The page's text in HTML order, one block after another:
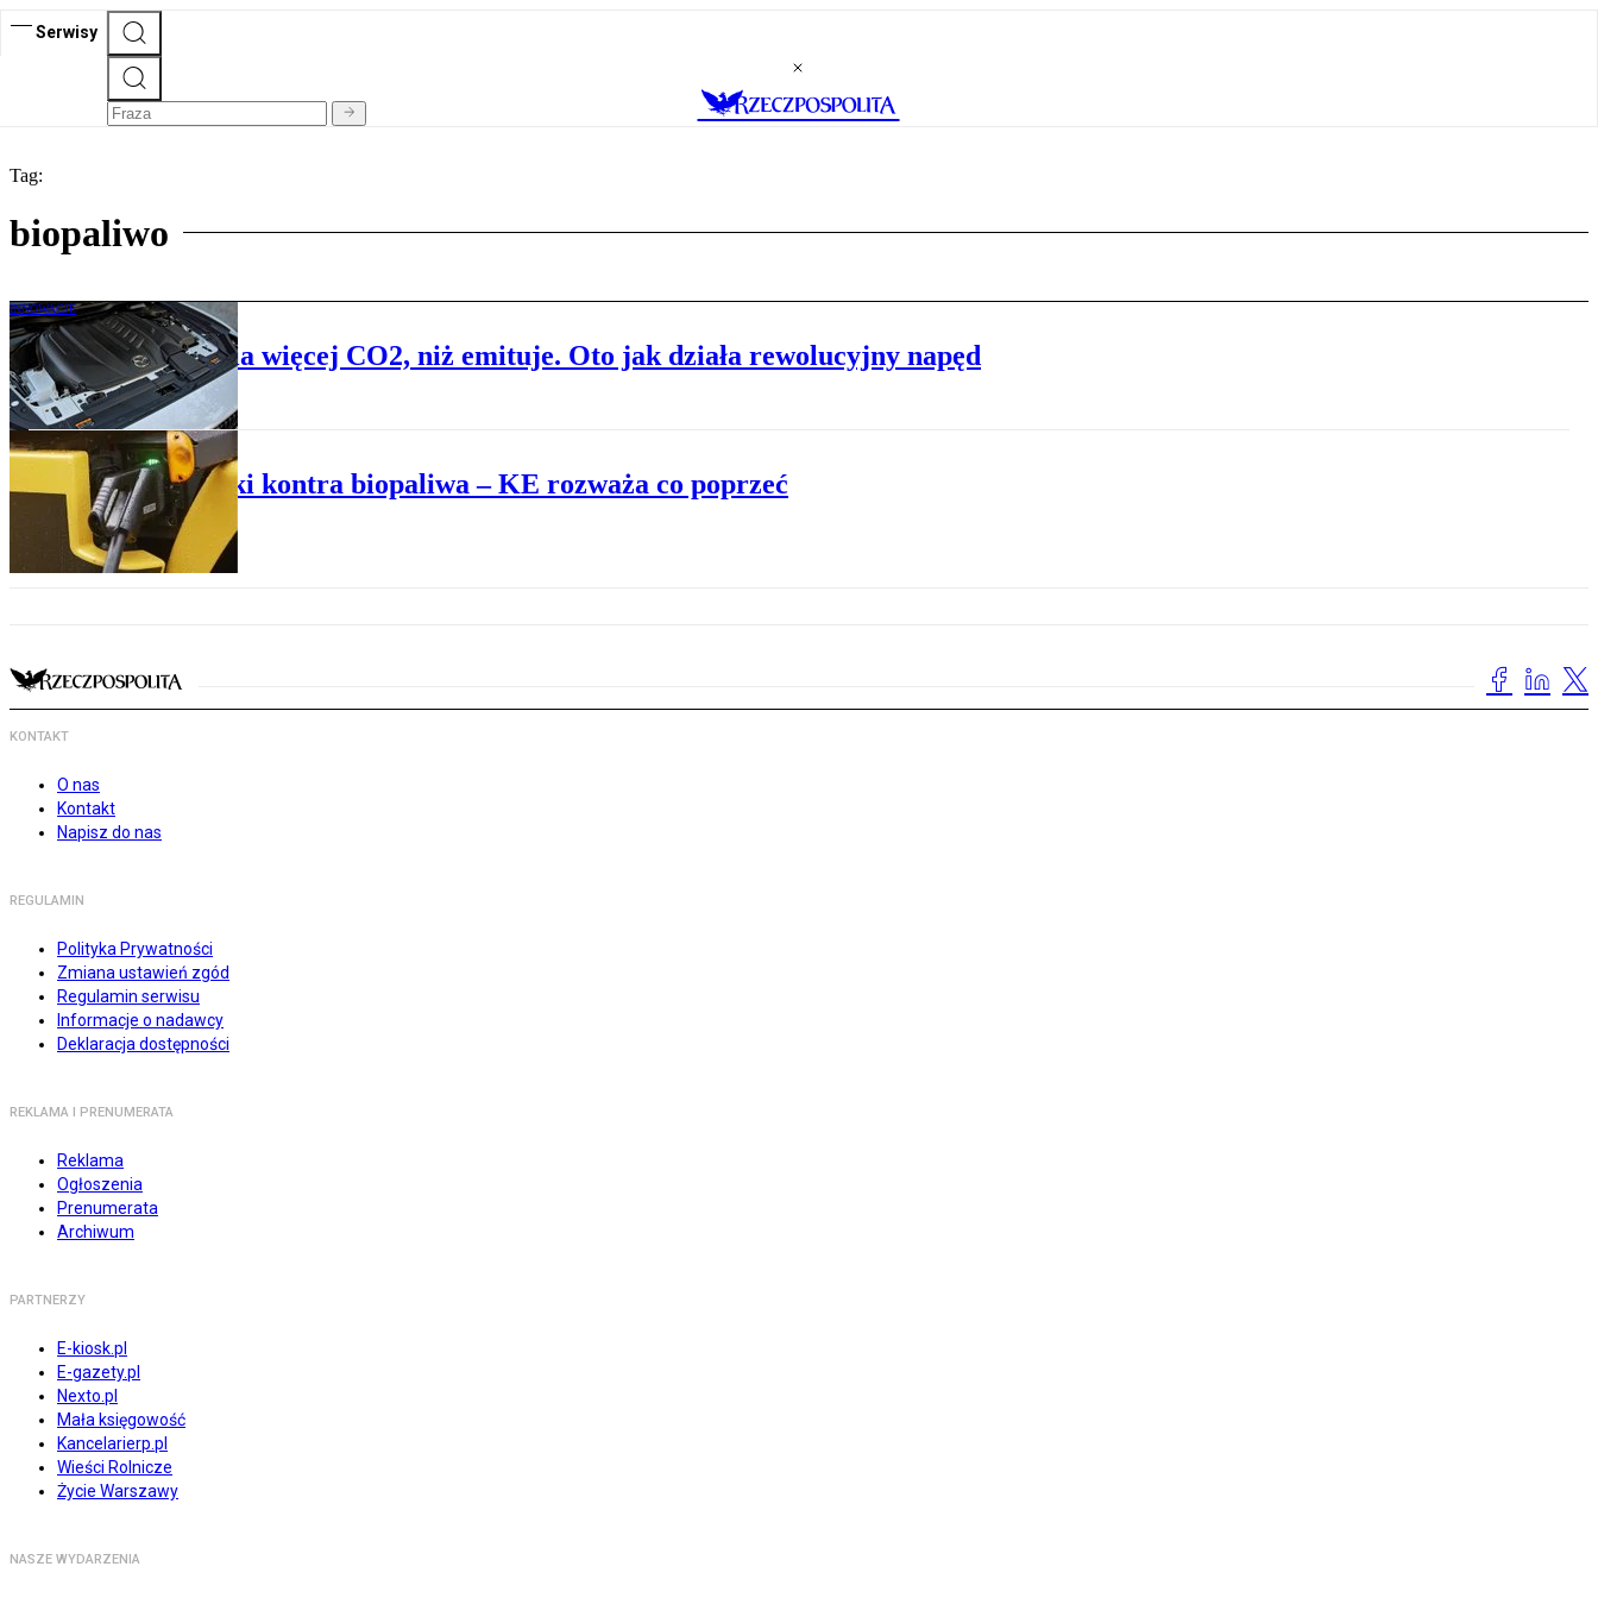
Serwisy
Tag:
biopaliwo
INNOWACJE
Ten silnik pochłania więcej CO2, niż emituje. Oto jak działa rewolucyjny napęd
REGULACJE UE
Elektryki kontra biopaliwa – KE rozważa co poprzeć
KONTAKT
O nas
Kontakt
Napisz do nas
REGULAMIN
Polityka Prywatności
Zmiana ustawień zgód
Regulamin serwisu
Informacje o nadawcy
Deklaracja dostępności
REKLAMA I PRENUMERATA
Reklama
Ogłoszenia
Prenumerata
Archiwum
PARTNERZY
E-kiosk.pl
E-gazety.pl
Nexto.pl
Mała księgowość
Kancelarierp.pl
Wieści Rolnicze
Życie Warszawy
NASZE WYDARZENIA